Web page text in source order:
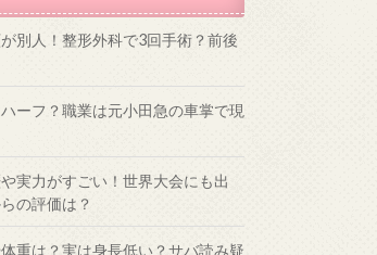
別人！整形外科で3回手術？前後
ーフ？職業は元小田急の車掌で現
実力がすごい！世界大会にも出
の評価は？
重は？実は身長低い？サバ読み疑